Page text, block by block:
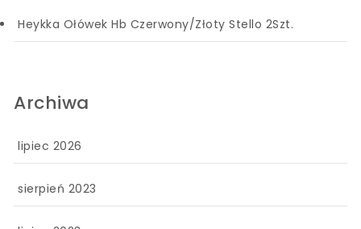
Heykka Ołówek Hb Czerwony/Złoty Stello 2Szt.
Archiwa
lipiec 2026
sierpień 2023